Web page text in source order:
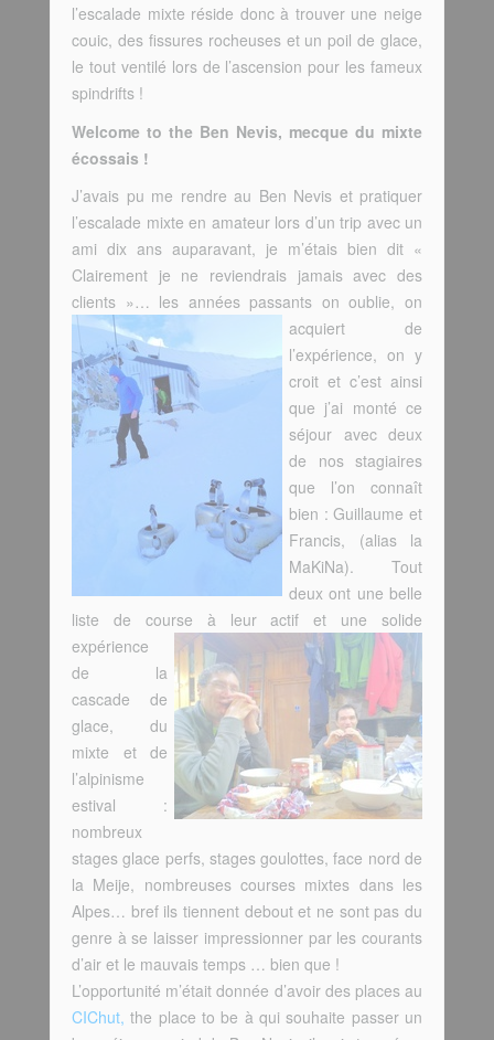
l’escalade mixte réside donc à trouver une neige
couic, des fissures rocheuses et un poil de glace,
le tout ventilé lors de l’ascension pour les fameux
spindrifts !
Welcome to the Ben Nevis, mecque du mixte
écossais !
J’avais pu me rendre au Ben Nevis et pratiquer
l’escalade mixte en amateur lors d’un trip avec un
ami dix ans auparavant, je m’étais bien dit «
Clairement je ne reviendrais jamais avec des
clients »… les années passants on oublie, on
acquiert de
l’expérience, on y
croit et c’est ainsi
que j’ai monté ce
séjour avec deux
de nos stagiaires
que l’on connaît
bien : Guillaume et
Francis, (alias la
MaKiNa). Tout
deux ont une belle
liste de course à leur actif et une solide
expérience
de la
cascade de
glace, du
mixte et de
l’alpinisme
estival :
nombreux
stages glace perfs, stages goulottes, face nord de
la Meije, nombreuses courses mixtes dans les
Alpes… bref ils tiennent debout et ne sont pas du
genre à se laisser impressionner par les courants
d’air et le mauvais temps … bien que !
L’opportunité m’était donnée d’avoir des places au
CIChut, the place to be à qui souhaite passer un